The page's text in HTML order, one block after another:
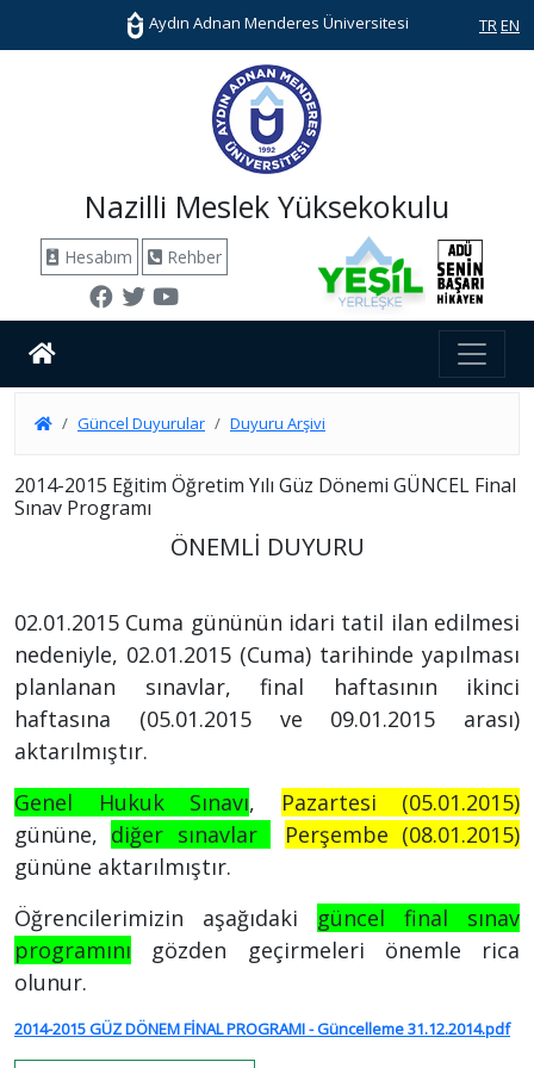
Aydın Adnan Menderes Üniversitesi TR EN
Nazilli Meslek Yüksekokulu
Hesabım Rehber
Güncel Duyurular Duyuru Arşivi
2014-2015 Eğitim Öğretim Yılı Güz Dönemi GÜNCEL Final
Sınav Programı
ÖNEMLİ DUYURU
02.01.2015 Cuma gününün idari tatil ilan edilmesi
nedeniyle, 02.01.2015 (Cuma) tarihinde yapılması
planlanan sınavlar, final haftasının ikinci
haftasına (05.01.2015 ve 09.01.2015 arası)
aktarılmıştır.
Genel Hukuk Sınavı,
Pazartesi (05.01.2015)
gününe, diğer sınavlar
Perşembe (08.01.2015)
gününe aktarılmıştır.
Öğrencilerimizin aşağıdaki güncel final sınav
programını gözden geçirmeleri önemle rica
olunur.
2014-2015 GÜZ DÖNEM FİNAL PROGRAMI - Güncelleme 31.12.2014.pdf